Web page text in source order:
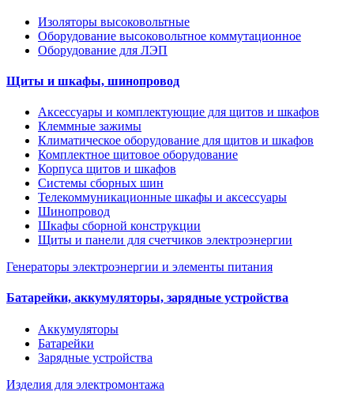
Изоляторы высоковольтные
Оборудование высоковольтное коммутационное
Оборудование для ЛЭП
Щиты и шкафы, шинопровод
Аксессуары и комплектующие для щитов и шкафов
Клеммные зажимы
Климатическое оборудование для щитов и шкафов
Комплектное щитовое оборудование
Корпуса щитов и шкафов
Системы сборных шин
Телекоммуникационные шкафы и аксессуары
Шинопровод
Шкафы сборной конструкции
Щиты и панели для счетчиков электроэнергии
Генераторы электроэнергии и элементы питания
Батарейки, аккумуляторы, зарядные устройства
Аккумуляторы
Батарейки
Зарядные устройства
Изделия для электромонтажа